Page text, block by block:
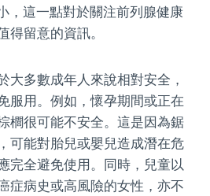
，這一點對於關注前列腺健康
得留意的資訊。
大多數成年人來說相對安全，
服用。例如，懷孕期間或正在
櫚很可能不安全。這是因為鋸
可能對胎兒或嬰兒造成潛在危
完全避免使用。同時，兒童以
症病史或高風險的女性，亦不